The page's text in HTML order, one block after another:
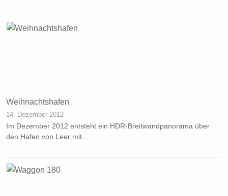
Weihnachtshafen
14. Dezember 2012
Im Dezember 2012 entsteht ein HDR-Breitwandpanorama über
den Hafen von Leer mit...